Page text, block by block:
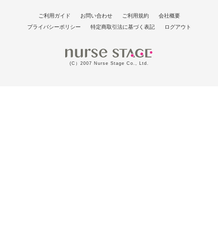
ご利用ガイド お問い合わせ ご利用規約
会社概要
プライバシーポリシー
特定商取引法に基づく表記 ログアウト
(C）2007 Nurse Stage Co., Ltd.